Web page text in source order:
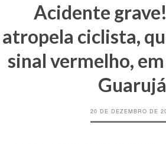
Acidente
atropela ciclista,
sinal vermelho,
Guarujá
20 DE DEZEMBRO DE